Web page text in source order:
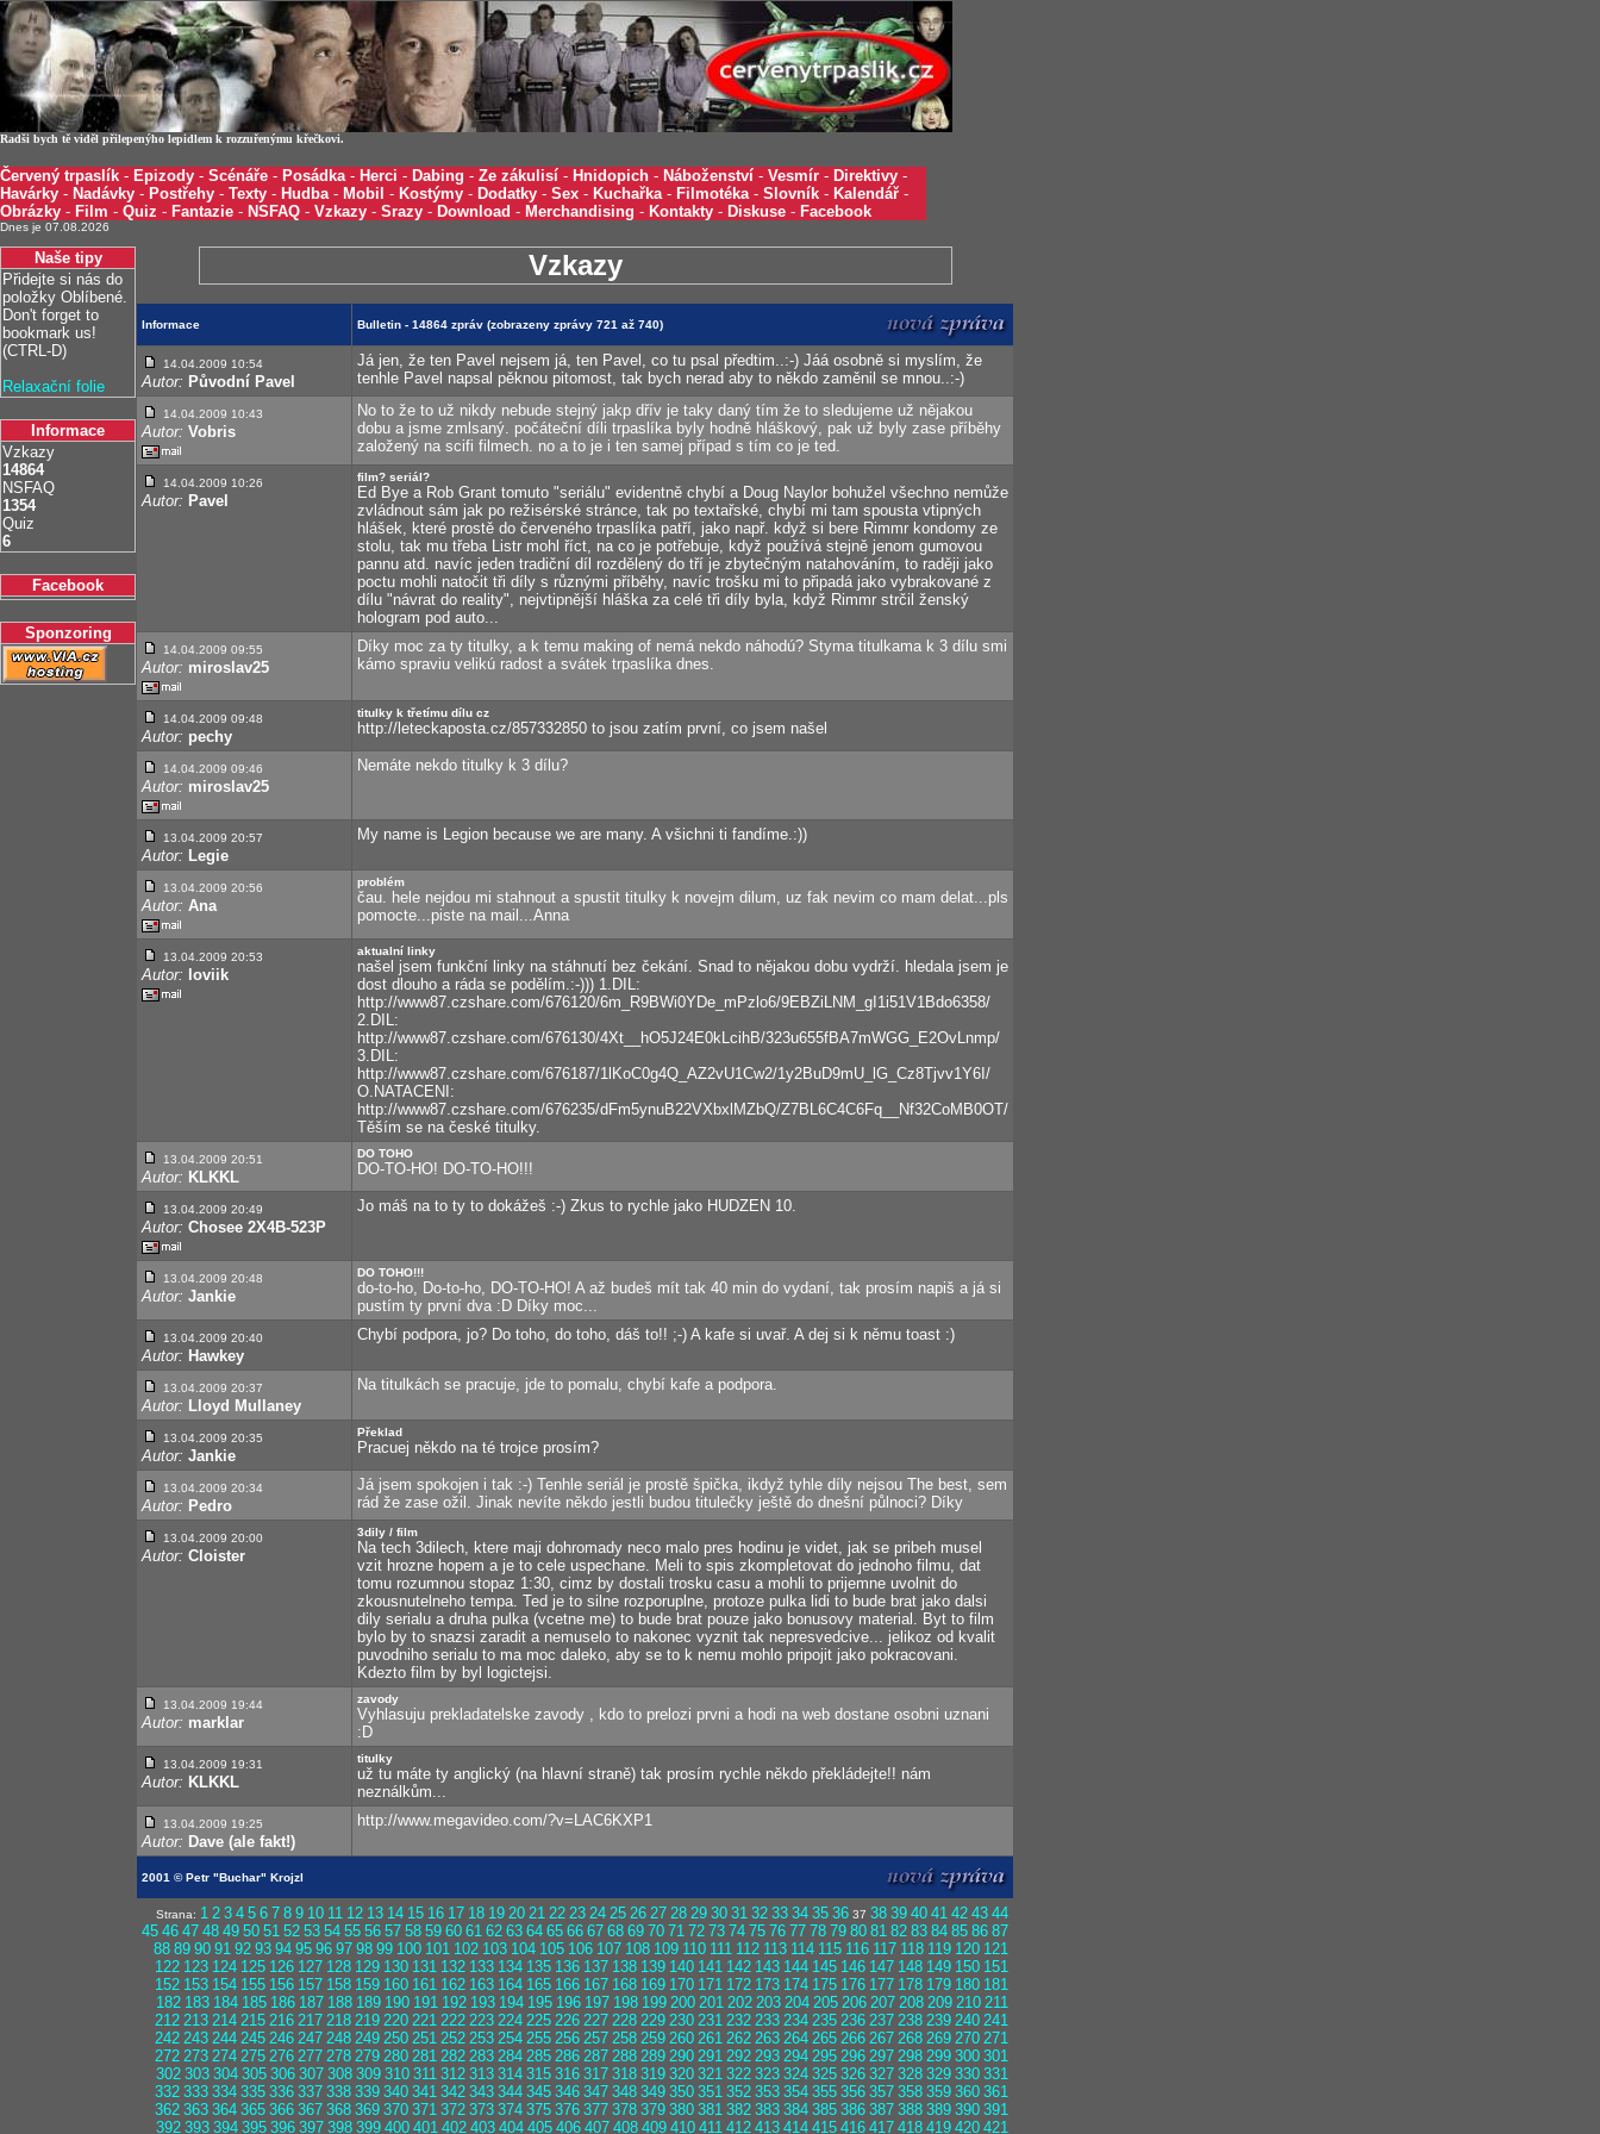
Radši bych tě viděl přilepenýho lepidlem k rozzuřenýmu křečkovi.
Červený trpaslík - Epizody - Scénáře - Posádka- Herci - Dabing - Ze zákulisí - Hnidopich - Náboženství - Vesmír - Direktivy -
Havárky - Nadávky - Postřehy - Texty - Hudba- Mobil - Kostýmy - Dodatky - Sex - Kuchařka- Filmotéka- Slovník - Kalendář -
Obrázky - Film - Quiz - Fantazie - NSFAQ - Vzkazy - Srazy - Download - Merchandising - Kontakty - Diskuse - Facebook
Dnes je 07.08.2026
Naše tipy
Přidejte si nás do
položky Oblíbené.
Don't forget to
bookmark us!
(CTRL-D)
Relaxační folie
Informace
Vzkazy
14864
NSFAQ
1354
Quiz
6
Facebook
Sponzoring
Vzkazy
Informace Bulletin - 14864 zpráv (zobrazeny zprávy 721 až 740)
14.04.2009 10:54
Autor: Původní Pavel
Já jen, že ten Pavel nejsem já, ten Pavel, co tu psal předtim..:-) Jáá osobně si myslím, že
tenhle Pavel napsal pěknou pitomost, tak bych nerad aby to někdo zaměnil se mnou..:-)
14.04.2009 10:43
Autor: Vobris
No to že to už nikdy nebude stejný jakp dřív je taky daný tím že to sledujeme už nějakou
dobu a jsme zmlsaný. počáteční díli trpaslíka byly hodně hláškový, pak už byly zase příběhy
založený na scifi filmech. no a to je i ten samej případ s tím co je ted.
14.04.2009 10:26
Autor: Pavel
film? seriál?
Ed Bye a Rob Grant tomuto "seriálu" evidentně chybí a Doug Naylor bohužel všechno nemůže
zvládnout sám jak po režisérské stránce, tak po textařské, chybí mi tam spousta vtipných
hlášek, které prostě do červeného trpaslíka patří, jako např. když si bere Rimmr kondomy ze
stolu, tak mu třeba Listr mohl říct, na co je potřebuje, když používá stejně jenom gumovou
pannu atd. navíc jeden tradiční díl rozdělený do tří je zbytečným natahováním, to raději jako
poctu mohli natočit tři díly s různými příběhy, navíc trošku mi to připadá jako vybrakované z
dílu "návrat do reality", nejvtipnější hláška za celé tři díly byla, když Rimmr strčil ženský
hologram pod auto...
14.04.2009 09:55
Autor: miroslav25
Díky moc za ty titulky, a k temu making of nemá nekdo náhodú? Styma titulkama k 3 dílu smi
kámo spraviu velikú radost a svátek trpaslíka dnes.
14.04.2009 09:48
Autor: pechy
titulky k třetímu dílu cz
http://leteckaposta.cz/857332850 to jsou zatím první, co jsem našel
14.04.2009 09:46
Autor: miroslav25
Nemáte nekdo titulky k 3 dílu?
13.04.2009 20:57
Autor: Legie
My name is Legion because we are many. A všichni ti fandíme.:))
13.04.2009 20:56
Autor: Ana
problém
čau. hele nejdou mi stahnout a spustit titulky k novejm dilum, uz fak nevim co mam delat...pls
pomocte...piste na mail...Anna
13.04.2009 20:53
Autor: loviik
aktualní linky
našel jsem funkční linky na stáhnutí bez čekání. Snad to nějakou dobu vydrží. hledala jsem je
dost dlouho a ráda se podělím.:-))) 1.DIL:
http://www87.czshare.com/676120/6m_R9BWi0YDe_mPzlo6/9EBZiLNM_gI1i51V1Bdo6358/
2.DIL:
http://www87.czshare.com/676130/4Xt__hO5J24E0kLcihB/323u655fBA7mWGG_E2OvLnmp/
3.DIL:
http://www87.czshare.com/676187/1lKoC0g4Q_AZ2vU1Cw2/1y2BuD9mU_lG_Cz8Tjvv1Y6I/
O.NATACENI:
http://www87.czshare.com/676235/dFm5ynuB22VXbxlMZbQ/Z7BL6C4C6Fq__Nf32CoMB0OT/
Těším se na české titulky.
13.04.2009 20:51
Autor: KLKKL
DO TOHO
DO-TO-HO! DO-TO-HO!!!
13.04.2009 20:49
Autor: Chosee 2X4B-523P
Jo máš na to ty to dokážeš :-) Zkus to rychle jako HUDZEN 10.
13.04.2009 20:48
Autor: Jankie
DO TOHO!!!
do-to-ho, Do-to-ho, DO-TO-HO! A až budeš mít tak 40 min do vydaní, tak prosím napiš a já si
pustím ty první dva :D Díky moc...
13.04.2009 20:40
Autor: Hawkey
Chybí podpora, jo? Do toho, do toho, dáš to!! ;-) A kafe si uvař. A dej si k němu toast :)
13.04.2009 20:37
Autor: Lloyd Mullaney
Na titulkách se pracuje, jde to pomalu, chybí kafe a podpora.
13.04.2009 20:35
Autor: Jankie
Překlad
Pracuej někdo na té trojce prosím?
13.04.2009 20:34
Autor: Pedro
Já jsem spokojen i tak :-) Tenhle seriál je prostě špička, ikdyž tyhle díly nejsou The best, sem
rád že zase ožil. Jinak nevíte někdo jestli budou titulečky ještě do dnešní půlnoci? Díky
13.04.2009 20:00
Autor: Cloister
3dily / film
Na tech 3dilech, ktere maji dohromady neco malo pres hodinu je videt, jak se pribeh musel
vzit hrozne hopem a je to cele uspechane. Meli to spis zkompletovat do jednoho filmu, dat
tomu rozumnou stopaz 1:30, cimz by dostali trosku casu a mohli to prijemne uvolnit do
zkousnutelneho tempa. Ted je to silne rozporuplne, protoze pulka lidi to bude brat jako dalsi
dily serialu a druha pulka (vcetne me) to bude brat pouze jako bonusovy material. Byt to film
bylo by to snazsi zaradit a nemuselo to nakonec vyznit tak nepresvedcive... jelikoz od kvalit
puvodniho serialu to ma moc daleko, aby se to k nemu mohlo pripojit jako pokracovani.
Kdezto film by byl logictejsi.
13.04.2009 19:44
Autor: marklar
zavody
Vyhlasuju prekladatelske zavody , kdo to prelozi prvni a hodi na web dostane osobni uznani
:D
13.04.2009 19:31
Autor: KLKKL
titulky
už tu máte ty anglický (na hlavní straně) tak prosím rychle někdo překládejte!! nám
neználkům...
13.04.2009 19:25
Autor: Dave (ale fakt!)
http://www.megavideo.com/?v=LAC6KXP1
2001 © Petr "Buchar" Krojzl
Strana: 1 2 3 4 5 6 7 8 9 10 11 12 13 14 15 16 17 18 19 20 21 22 23 24 25 26 27 28 29 30 31 32 33 34 35 36 37 38 39 40 41 42 43 44
45 46 47 48 49 50 51 52 53 54 55 56 57 58 59 60 61 62 63 64 65 66 67 68 69 70 71 72 73 74 75 76 77 78 79 80 81 82 83 84 85 86 87
88 89 90 91 92 93 94 95 96 97 98 99 100 101 102 103 104 105 106 107 108 109 110 111 112 113 114 115 116 117 118 119 120 121
122 123 124 125 126 127 128 129 130 131 132 133 134 135 136 137 138 139 140 141 142 143 144 145 146 147 148 149 150 151
152 153 154 155 156 157 158 159 160 161 162 163 164 165 166 167 168 169 170 171 172 173 174 175 176 177 178 179 180 181
182 183 184 185 186 187 188 189 190 191 192 193 194 195 196 197 198 199 200 201 202 203 204 205 206 207 208 209 210 211
212 213 214 215 216 217 218 219 220 221 222 223 224 225 226 227 228 229 230 231 232 233 234 235 236 237 238 239 240 241
242 243 244 245 246 247 248 249 250 251 252 253 254 255 256 257 258 259 260 261 262 263 264 265 266 267 268 269 270 271
272 273 274 275 276 277 278 279 280 281 282 283 284 285 286 287 288 289 290 291 292 293 294 295 296 297 298 299 300 301
302 303 304 305 306 307 308 309 310 311 312 313 314 315 316 317 318 319 320 321 322 323 324 325 326 327 328 329 330 331
332 333 334 335 336 337 338 339 340 341 342 343 344 345 346 347 348 349 350 351 352 353 354 355 356 357 358 359 360 361
362 363 364 365 366 367 368 369 370 371 372 373 374 375 376 377 378 379 380 381 382 383 384 385 386 387 388 389 390 391
392 393 394 395 396 397 398 399 400 401 402 403 404 405 406 407 408 409 410 411 412 413 414 415 416 417 418 419 420 421